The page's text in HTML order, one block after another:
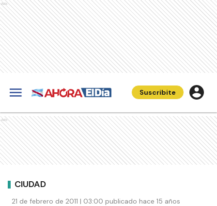
Ads
Suscribite
Ads
CIUDAD
21 de febrero de 2011 | 03:00 publicado hace 15 años